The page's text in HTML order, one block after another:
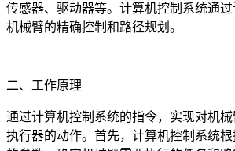
传感器、驱动器等。计算机控制系统通
机械臂的精确控制和路径规划。
二、工作原理
通过计算机控制系统的指令，实现对机
执行器的动作。首先，计算机控制系统